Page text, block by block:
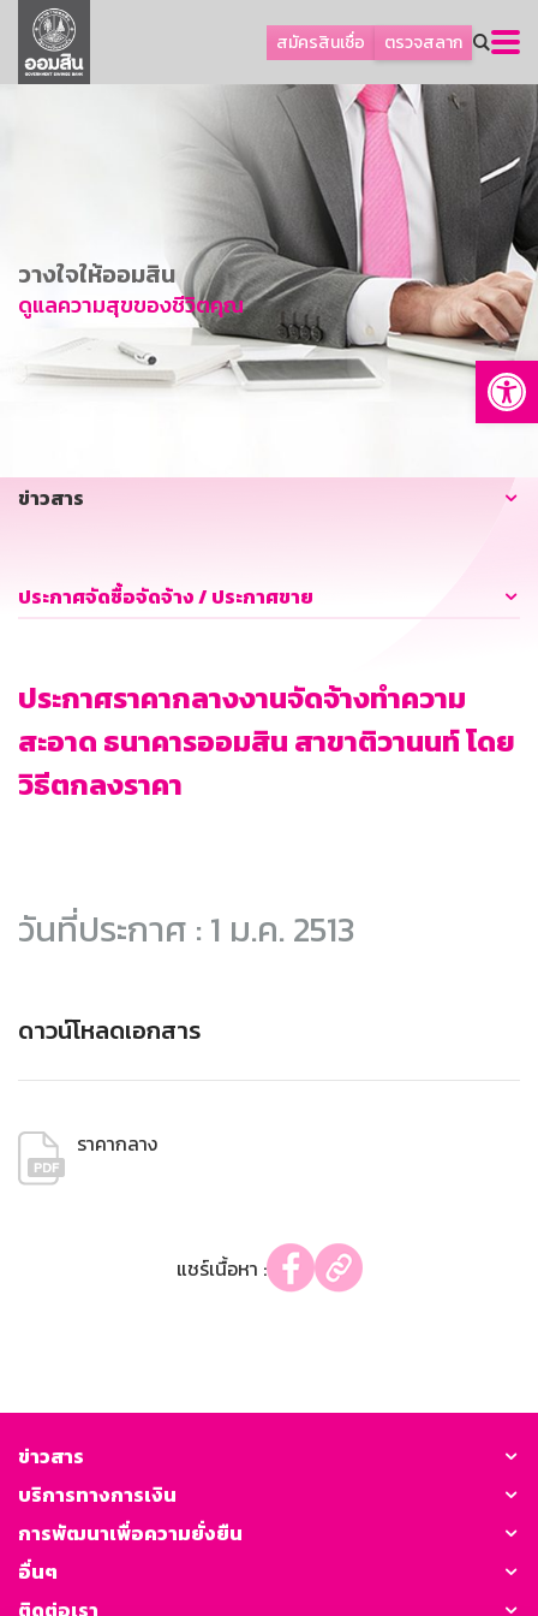
สมัครสินเชื่อ ตรวจสลาก
ลูกค้าธุรกิจ
ลูกค้าผู้ประกอบรายย่อย
การพัฒนาที่ยั่งยืน
ข่าวสาร
บริการทางการเงิน
อื่นๆ
วางใจให้ออมสิน
ดูแลความสุขของชีวิตคุณ
ข่าวสาร
ประกาศจัดซื้อจัดจ้าง / ประกาศขาย
ประกาศราคากลางงานจัดจ้างทำความ
สะอาด ธนาคารออมสิน สาขาติวานนท์ โดย
วิธีตกลงราคา
วันที่ประกาศ : 1 ม.ค. 2513
ดาวน์โหลดเอกสาร
ราคากลาง
แชร์เนื้อหา :
ข่าวสาร
บริการทางการเงิน
การพัฒนาเพื่อความยั่งยืน
อื่นๆ